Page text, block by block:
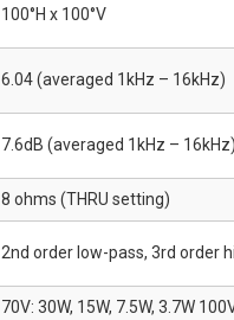
100°H x 100°V
6.04 (averaged 1kHz – 16kHz)
7.6dB (averaged 1kHz – 16kHz)
8 ohms (THRU setting)
2nd order low-pass, 3rd order
70V: 30W, 15W, 7.5W, 3.7W